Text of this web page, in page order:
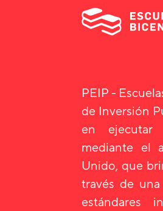
PEIP -
de Inversión
en ejecutar
mediante el
Unido, que
través de
estándares